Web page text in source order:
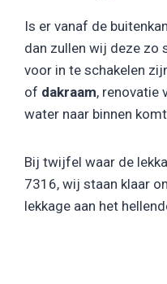
Is er vanaf de
dan zullen wij deze zo
voor in te schakelen
of dakraam, renovatie
water naar binnen
Bij twijfel waar de
7316, wij staan klaar
lekkage aan het